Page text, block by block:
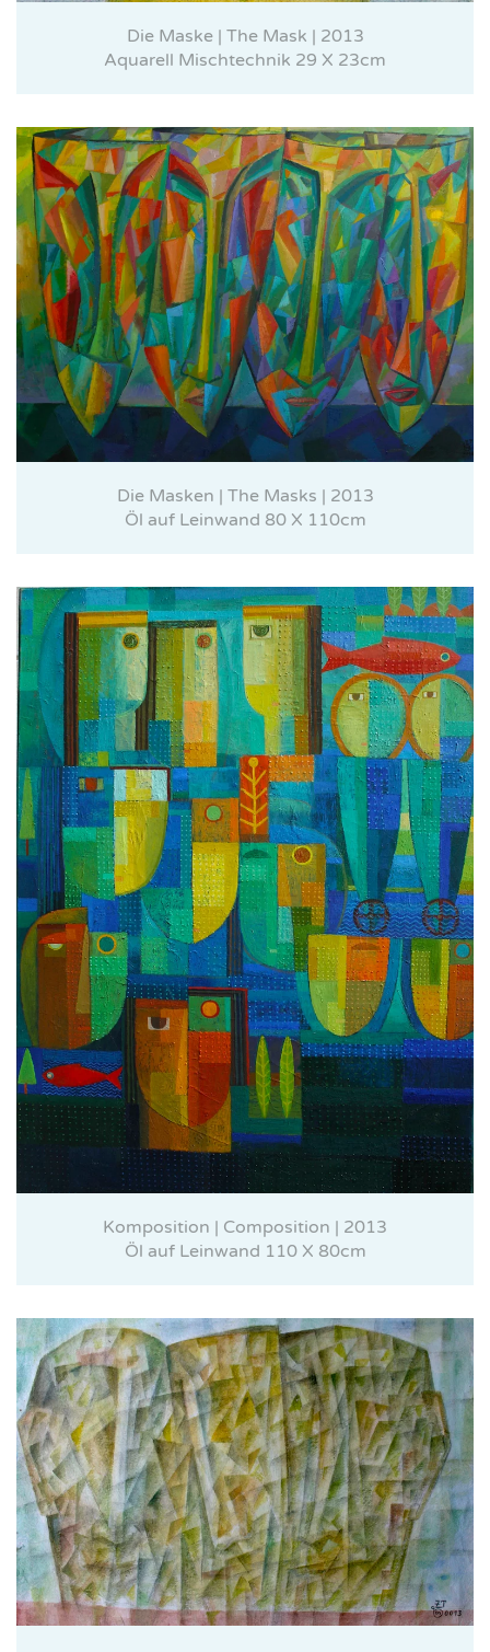
Die Maske | The Mask | 2013
Aquarell Mischtechnik 29 X 23cm
Die Masken | The Masks | 2013
Öl auf Leinwand 80 X 110cm
Komposition | Composition | 2013
Öl auf Leinwand 110 X 80cm